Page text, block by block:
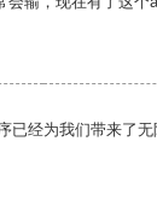
已经为我们带来了